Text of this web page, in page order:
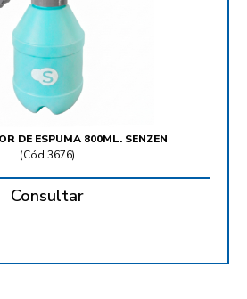
DE ESPUMA 800ML. SENZEN
(Cód.3676)
Consultar